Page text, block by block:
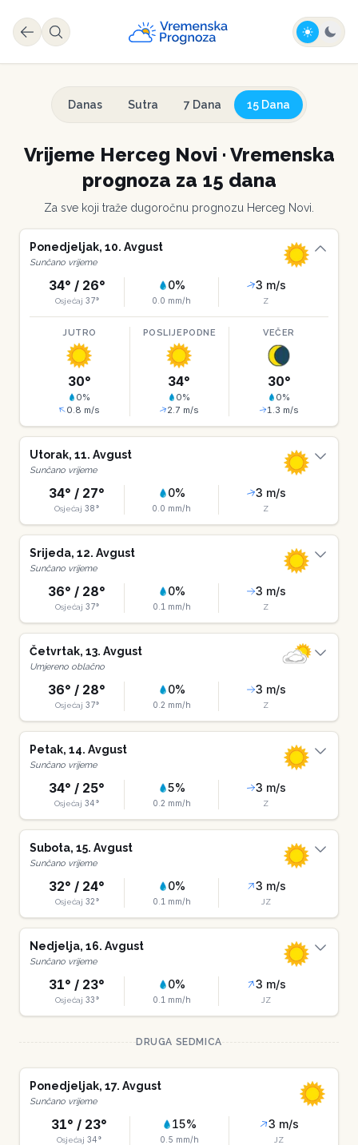
Danas Sutra 7 Dana 15 Dana
Vrijeme Herceg Novi · Vremenska
prognoza za 15 dana
Za sve koji traže dugoročnu prognozu Herceg Novi
Ponedjeljak, 10. Avgust
Sunčano vrijeme
34° / 26°
Osjećaj 37°
0%
0.0 mm/h
3 m/s
Z
JUTRO
30°
0%
0.8 m/s
POSLIJEPODNE
34°
0%
2.7 m/s
VEČER
30°
0%
1.3 m/s
Utorak, 11. Avgust
Sunčano vrijeme
34° / 27°
Osjećaj 38°
0%
0.0 mm/h
3 m/s
Z
Srijeda, 12. Avgust
Sunčano vrijeme
36° / 28°
Osjećaj 37°
0%
0.1 mm/h
3 m/s
Z
Četvrtak, 13. Avgust
Umjereno oblačno
36° / 28°
Osjećaj 37°
0%
0.2 mm/h
3 m/s
Z
Petak, 14. Avgust
Sunčano vrijeme
34° / 25°
Osjećaj 34°
5%
0.2 mm/h
3 m/s
Z
Subota, 15. Avgust
Sunčano vrijeme
32° / 24°
Osjećaj 32°
0%
0.1 mm/h
3 m/s
JZ
Nedjelja, 16. Avgust
Sunčano vrijeme
31° / 23°
Osjećaj 33°
0%
0.1 mm/h
3 m/s
JZ
DRUGA SEDMICA
Ponedjeljak, 17. Avgust
Sunčano vrijeme
31° / 23°
Osjećaj 34°
15%
0.5 mm/h
3 m/s
JZ